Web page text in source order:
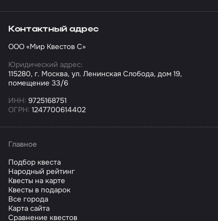
Контактный адрес
ООО «Мир Квестов С»
Юридический адрес:
115280, г. Москва, ул. Ленинская Слобода, дом 19,
помещение 33/6
ИНН: 9725168751
ОГРН: 1247700614402
Главное
Подбор квеста
Народный рейтинг
Квесты на карте
Квесты в подарок
Все города
Карта сайта
Сравнение квестов